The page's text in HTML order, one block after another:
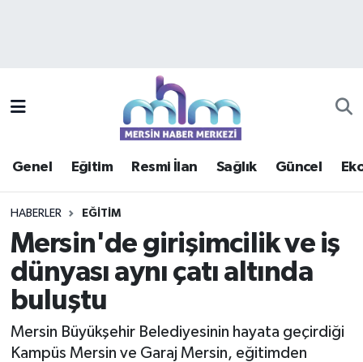
Genel Eğitim Resmi İlan Sağlık Güncel
HABERLER EĞITIM
Mersin'de girişimcilik ve iş
dünyası aynı çatı altında
buluştu
Mersin Büyükşehir Belediyesinin hayata geçirdiği
Kampüs Mersin ve Garaj Mersin, eğitimden
Güncel
Haberde insan
Kültür - Sanat
Mersin Trafik Yoğunluk Haritası
Süper Lig Puan Durumu ve Fikstür
Haber Arşivi